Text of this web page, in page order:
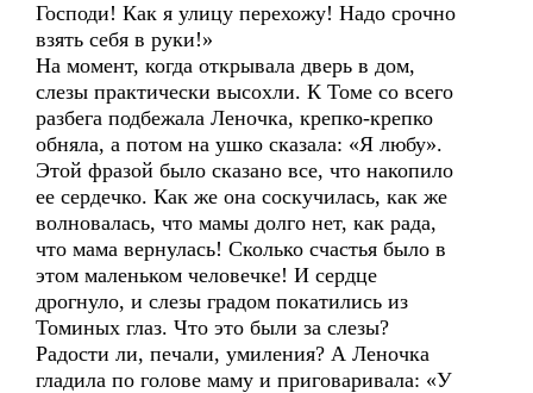
Господи! Как я улицу перехожу! Надо срочно
взять себя в руки!»
На момент, когда открывала дверь в дом,
слезы практически высохли. К Томе со всего
разбега подбежала Леночка, крепко-крепко
обняла, а потом на ушко сказала: «Я любу».
Этой фразой было сказано все, что накопило
ее сердечко. Как же она соскучилась, как же
волновалась, что мамы долго нет, как рада,
что мама вернулась! Сколько счастья было в
этом маленьком человечке! И сердце
дрогнуло, и слезы градом покатились из
Томиных глаз. Что это были за слезы?
Радости ли, печали, умиления? А Леночка
гладила по голове маму и приговаривала: «У